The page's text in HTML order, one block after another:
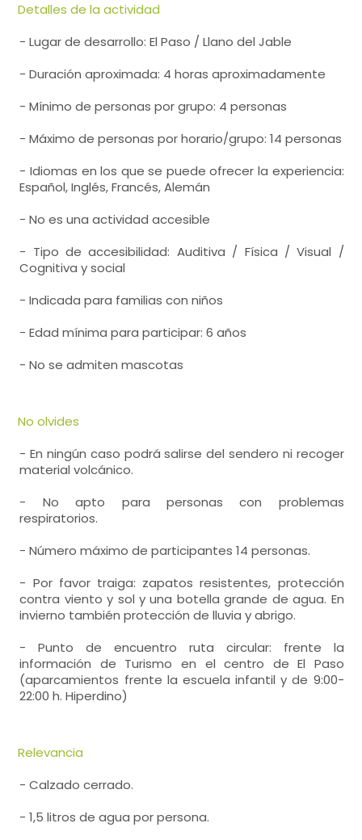
Detalles de la actividad
- Lugar de desarrollo: El Paso / Llano del Jable
- Duración aproximada: 4 horas aproximadamente
- Mínimo de personas por grupo: 4 personas
- Máximo de personas por horario/grupo: 14 personas
- Idiomas en los que se puede ofrecer la experiencia:
Español, Inglés, Francés, Alemán
- No es una actividad accesible
- Tipo de accesibilidad: Auditiva / Física / Visual /
Cognitiva y social
- Indicada para familias con niños
- Edad mínima para participar: 6 años
- No se admiten mascotas
No olvides
- En ningún caso podrá salirse del sendero ni recoger
material volcánico.
- No apto para personas con problemas
respiratorios.
- Número máximo de participantes 14 personas.
- Por favor traiga: zapatos resistentes, protección
contra viento y sol y una botella grande de agua. En
invierno también protección de lluvia y abrigo.
- Punto de encuentro ruta circular: frente la
información de Turismo en el centro de El Paso
(aparcamientos frente la escuela infantil y de 9:00-
22:00 h. Hiperdino)
Relevancia
- Calzado cerrado.
- 1,5 litros de agua por persona.